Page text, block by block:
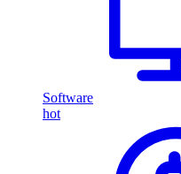
Software
hot